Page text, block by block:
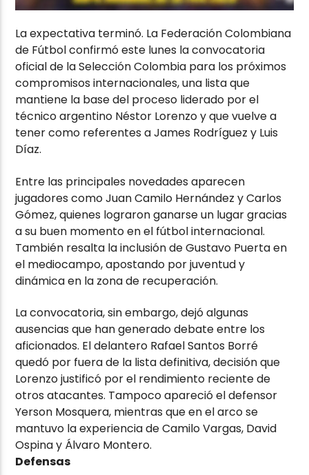
La expectativa terminó. La Federación Colombiana
de Fútbol confirmó este lunes la convocatoria
oficial de la Selección Colombia para los próximos
compromisos internacionales, una lista que
mantiene la base del proceso liderado por el
técnico argentino Néstor Lorenzoy que vuelve a
tener como referentes aJames Rodríguez y Luis
Díaz.
Entre las principales novedades aparecen
jugadores comoJuan Camilo Hernández yCarlos
Gómez, quienes lograron ganarse un lugar gracias
a su buen momento en el fútbol internacional.
También resalta la inclusión deGustavo Puertaen
el mediocampo, apostando por juventud y
dinámica en la zona de recuperación.
La convocatoria, sin embargo, dejó algunas
ausencias que han generado debate entre los
aficionados. El delantero Rafael Santos Borré
quedó por fuera de la lista definitiva, decisión que
Lorenzo justificó por el rendimiento reciente de
otros atacantes. Tampoco apareció el defensor
Yerson Mosquera, mientras que en el arco se
mantuvo la experiencia deCamilo Vargas, David
Ospinay Álvaro Montero.
Defensas